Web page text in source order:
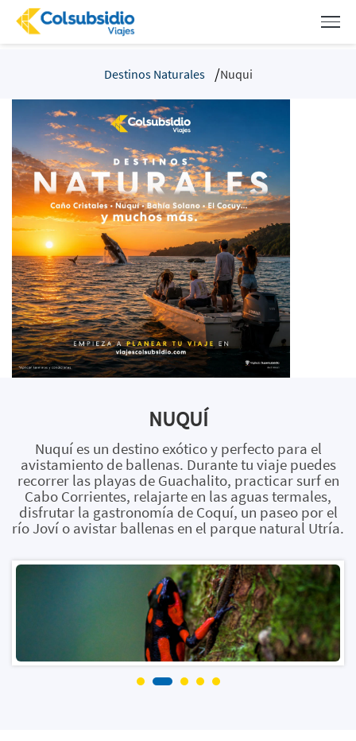
Destinos Naturales Nuqui
NUQUÍ
Nuquí es un destino exótico y perfecto para el
avistamiento de ballenas. Durante tu viaje puedes
recorrer las playas de Guachalito, practicar surf en
Cabo Corrientes, relajarte en las aguas termales,
disfrutar la gastronomía de Coquí, un paseo por el
río Joví o avistar ballenas en el parque natural Utría.